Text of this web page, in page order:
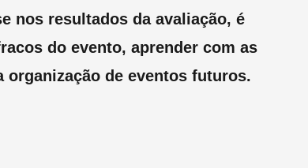
nos resultados da avaliação, é
do evento, aprender com as
organização de eventos futuros.